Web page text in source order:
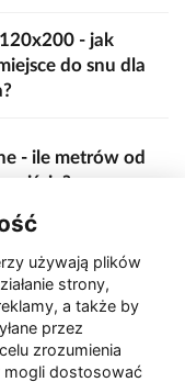
- jak
do snu dla
- ile metrów od
wejścia?
na "kwadracie"
w Gorzowie.
używają plików
strony,
a także by
przez
zrozumienia
mogli dostosować